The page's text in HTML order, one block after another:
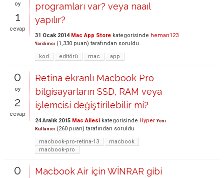
oy
1
cevap
programları var? veya naaıl
yapılır?
31 Ocak 2014 Mac App Store kategorisinde heman123
Yardımcı (1,330 puan) tarafından soruldu
kod
editörü mac app
0
oy
2
cevap
Retina ekranlı Macbook Pro
bilgisayarların SSD, RAM veya
işlemcisi değiştirilebilir mi?
24 Aralık 2015 Mac Ailesi kategorisinde Hyper Yeni
Kullanıcı (260 puan) tarafından soruldu
macbook-pro-retina-13
macbook
macbook-pro
0
Macbook Air için WİNRAR gibi